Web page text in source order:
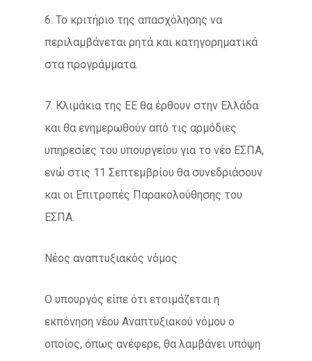
6. Το κριτήριο της απασχόλησης να
περιλαμβάνεται ρητά και κατηγορηματικά
στα προγράμματα.
7. Κλιμάκια της ΕΕ θα έρθουν στην Ελλάδα
και θα ενημερωθούν από τις αρμόδιες
υπηρεσίες του υπουργείου για το νέο ΕΣΠΑ,
ενώ στις 11 Σεπτεμβρίου θα συνεδριάσουν
και οι Επιτροπές Παρακολούθησης του
ΕΣΠΑ.
Νέος αναπτυξιακός νόμος
Ο υπουργός είπε ότι ετοιμάζεται η
εκπόνηση νέου Αναπτυξιακού νόμου ο
οποίος, όπως ανέφερε, θα λαμβάνει υπόψη